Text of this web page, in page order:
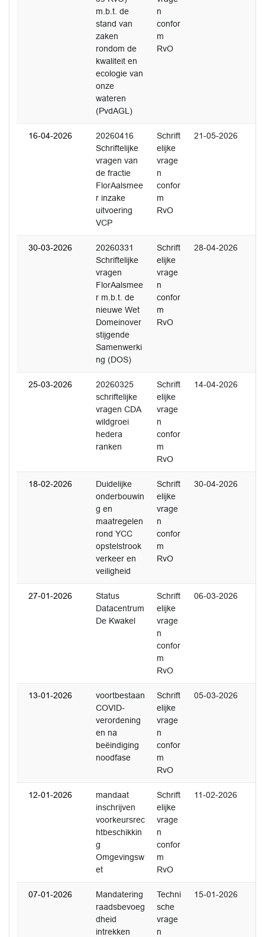
m.b.t. de
stand van
zaken
rondom de
kwaliteit en
ecologie van
onze
wateren
(PvdAGL)
n
confor
m
RvO
16-04-2026
20260416
Schriftelijke
vragen van
de fractie
FlorAalsmee
r inzake
uitvoering
VCP
Schrift
elijke
vrage
n
confor
m
RvO
21-05-2026
30-03-2026
20260331
Schriftelijke
vragen
FlorAalsmee
r m.b.t. de
nieuwe Wet
Domeinover
stijgende
Samenwerki
ng (DOS)
Schrift
elijke
vrage
n
confor
m
RvO
28-04-2026
25-03-2026
20260325
schriftelijke
vragen CDA
wildgroei
hedera
ranken
Schrift
elijke
vrage
n
confor
m
RvO
14-04-2026
18-02-2026
Duidelijke
onderbouwin
g en
maatregelen
rond YCC
opstelstrook
verkeer en
veiligheid
Schrift
elijke
vrage
n
confor
m
RvO
30-04-2026
27-01-2026
Status
Datacentrum
De Kwakel
Schrift
elijke
vrage
n
confor
m
RvO
06-03-2026
13-01-2026
voortbestaan
COVID-
verordening
en na
beëindiging
noodfase
Schrift
elijke
vrage
n
confor
m
RvO
05-03-2026
12-01-2026
mandaat
inschrijven
voorkeursrec
htbeschikkin
g
Omgevingsw
et
Schrift
elijke
vrage
n
confor
m
RvO
11-02-2026
07-01-2026
Mandatering
raadsbevoeg
dheid
intrekken
Techni
sche
vrage
n
15-01-2026